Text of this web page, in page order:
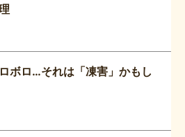
ボロ…それは「凍害」かもし